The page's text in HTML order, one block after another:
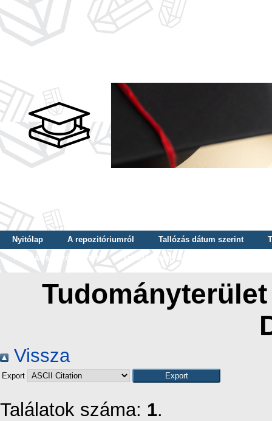
Nyitólap A repozitóriumról Tallózás dátum szerint
Tallózás szerző szerint
Tallózás nyelv szerint
Vissza
Export
Találatok száma: 1.